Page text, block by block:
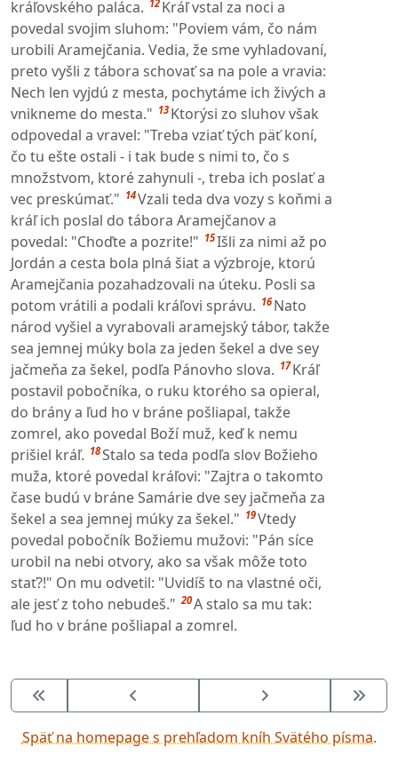
kráľovského paláca. 12 Kráľ vstal za noci a
povedal svojim sluhom: "Poviem vám, čo nám
urobili Aramejčania. Vedia, že sme vyhladovaní,
preto vyšli z tábora schovať sa na pole a vravia:
Nech len vyjdú z mesta, pochytáme ich živých a
vnikneme do mesta." 13 Ktorýsi zo sluhov však
odpovedal a vravel: "Treba vziať tých päť koní,
čo tu ešte ostali - i tak bude s nimi to, čo s
množstvom, ktoré zahynuli -, treba ich poslať a
vec preskúmať." 14Vzali teda dva vozy s koňmi a
kráľ ich poslal do tábora Aramejčanov a
povedal: "Choďte a pozrite!" 15Išli za nimi až po
Jordán a cesta bola plná šiat a výzbroje, ktorú
Aramejčania pozahadzovali na úteku. Posli sa
potom vrátili a podali kráľovi správu. 16 Nato
národ vyšiel a vyrabovali aramejský tábor, takže
sea jemnej múky bola za jeden šekel a dve sey
jačmeňa za šekel, podľa Pánovho slova. 17 Kráľ
postavil pobočníka, o ruku ktorého sa opieral,
do brány a ľud ho v bráne pošliapal, takže
zomrel, ako povedal Boží muž, keď k nemu
prišiel kráľ. 18Stalo sa teda podľa slov Božieho
muža, ktoré povedal kráľovi: "Zajtra o takomto
čase budú v bráne Samárie dve sey jačmeňa za
šekel a sea jemnej múky za šekel." 19Vtedy
povedal pobočník Božiemu mužovi: "Pán síce
urobil na nebi otvory, ako sa však môže toto
stať?!" On mu odvetil: "Uvidíš to na vlastné oči,
ale jesť z toho nebudeš." 20A stalo sa mu tak:
ľud ho v bráne pošliapal a zomrel.
Späť na homepage s prehľadom kníh Svätého písma.